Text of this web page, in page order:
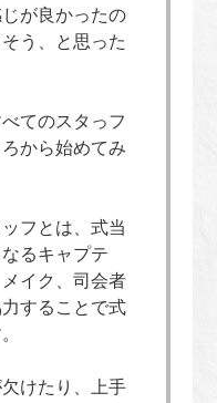
が良かったの
う、と思った
てのスタっフ
から始めてみ
フとは、式当
るキャプテ
イク、司会者
することで式
けたり、上手